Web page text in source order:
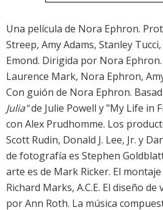
Una película de Nora Ephron.
Streep, Amy Adams, Stanley
Emond. Dirigida por Nora
Laurence Mark, Nora Ephron,
Con guión de Nora Ephron.
Julia"de Julie Powell y "My Life in
con Alex Prudhomme. Los
Scott Rudin, Donald J. Lee, Jr. y
de fotografía es Stephen
arte es de Mark Ricker. El
Richard Marks, A.C.E. El diseño
por Ann Roth. La música